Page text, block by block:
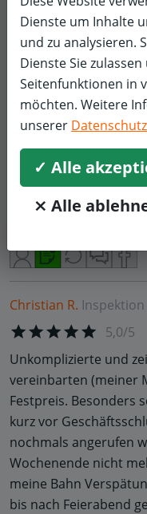
Ihr pitstop.de-Team
Mike J.Inspektion und
Von der Annahme bis
vereinbarten
Christian R.
5,0/5
Unkomplizierte und
vereinbarten (meiner
Festpreis. Besonders
kurz vor
nochmals angerufen
Wochenende nicht
meine Bahn
bis nach Feierabend
Dienste um Inhalte
und zu analysieren.
Dienste Sie
Seitenfunktionen in
möchten. Weitere
unserer
✓ Alle
⨯ Alle